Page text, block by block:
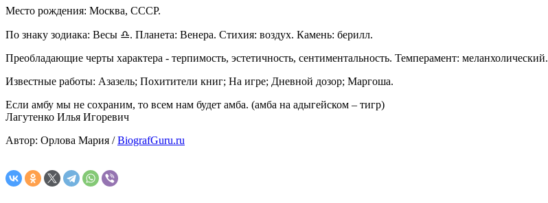
Место рождения: Москва, СССР.
По знаку зодиака: Весы ♎. Планета: Венера. Стихия: воздух. Камень: берилл.
Преобладающие черты характера - терпимость, эстетичность, сентиментальность. Темперамент: меланхолический.
Известные работы: Азазель; Похитители книг; На игре; Дневной дозор; Маргоша.
Если амбу мы не сохраним, то всем нам будет амба. (амба на адыгейском – тигр)
Лагутенко Илья Игоревич
Автор: Орлова Мария /BiografGuru.ru